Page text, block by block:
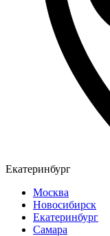
Екатеринбург
Москва
Новосибирск
Екатеринбург
Самара